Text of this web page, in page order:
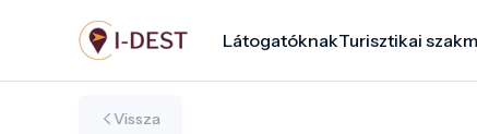
tartalomra
LátogatóknakTurisztikai
Vissza